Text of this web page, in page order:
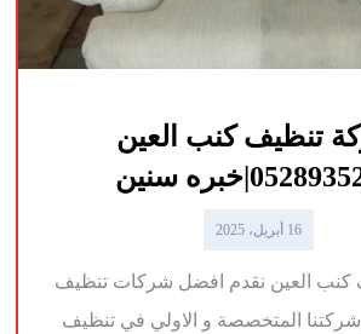
تنظيف كنب العين
16 أبريل، 2025
كنب العين نقدم افضل شركات تنظيف
شركتنا المتخصصة و الاولي في تنظيف